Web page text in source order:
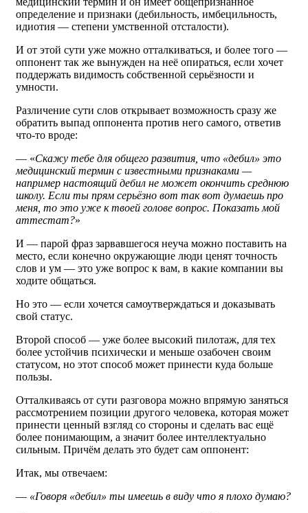
определение и признаки (дебильность, имбецильность,
идиотия — степени умственной отсталости).
И от этой сути уже можно отталкиваться, и более того —
оппонент так же вынужден на неё опираться, если хочет
поддержать видимость собственной серьёзности и
умности.
Различение сути слов открывает возможность сразу же
обратить выпад оппонента против него самого, ответив
что-то вроде:
— «Скажу тебе для общего развития, что «дебил» это
медицинский термин с известными признаками —
например настоящий дебил не может окончить среднюю
школу. Если ты прям серьёзно вот так вот думаешь про
меня, то это уже к твоей голове вопрос. Показать мой
аттестат?»
И — парой фраз зарвавшегося неуча можно поставить на
место, если конечно окружающие люди ценят точность
слов и ум — это уже вопрос к вам, в какие компании вы
ходите общаться.
Но это — если хочется самоутверждаться и доказывать
свой статус.
Второй способ — уже более высокий пилотаж, для тех
более устойчив психически и меньше озабочен своим
статусом, но этот способ может принести куда больше
пользы.
Отталкиваясь от сути разговора можно впрямую заняться
рассмотрением позиции другого человека, которая может
принести ценный взгляд со стороны и сделать вас ещё
более понимающим, а значит более интеллектуально
сильным. Причём делать это будет сам оппонент:
Итак, мы отвечаем:
— «Говоря «дебил» ты имеешь в виду что я плохо думаю?